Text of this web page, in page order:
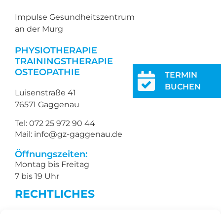
Impulse Gesundheitszentrum
an der Murg
PHYSIOTHERAPIE
TRAININGSTHERAPIE
OSTEOPATHIE
Luisenstraße 41
76571 Gaggenau
Tel: 072 25 972 90 44
Mail: info@gz-gaggenau.de
Öffnungszeiten:
Montag bis Freitag
7 bis 19 Uhr
RECHTLICHES
TERMIN
BUCHEN